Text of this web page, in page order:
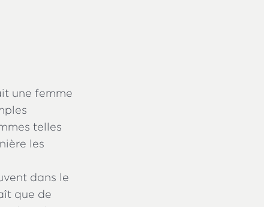
une femme
telles
les
dans le
que de